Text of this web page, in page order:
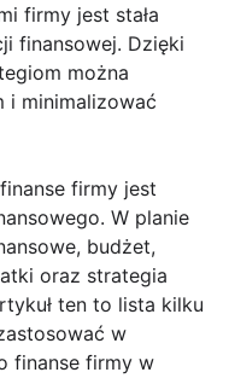
firmy jest stała
finansowej. Dzięki
można
i minimalizować
firmy jest
W planie
budżet,
oraz strategia
ten to lista kilku
w
finanse firmy w